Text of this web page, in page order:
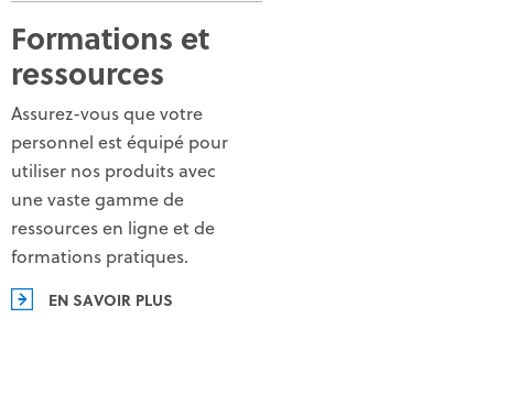
Formations et
ressources
Assurez-vous que votre
personnel est équipé pour
utiliser nos produits avec
une vaste gamme de
ressources en ligne et de
formations pratiques.
EN SAVOIR PLUS